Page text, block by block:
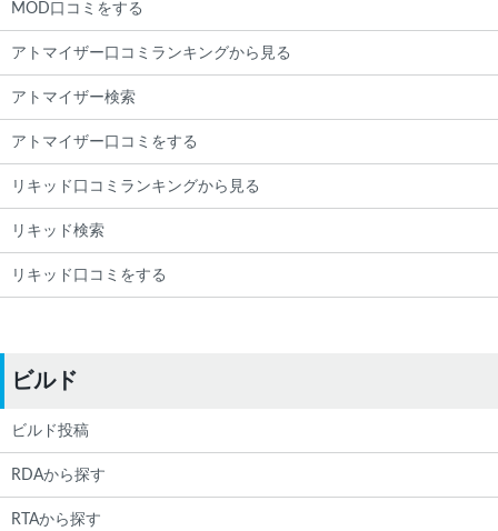
MOD口コミをする
アトマイザー口コミランキングから見る
アトマイザー検索
アトマイザー口コミをする
リキッド口コミランキングから見る
リキッド検索
リキッド口コミをする
ビルド
ビルド投稿
RDAから探す
RTAから探す